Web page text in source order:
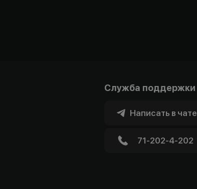
Служба поддержки
Написать в чате
71-202-4-202